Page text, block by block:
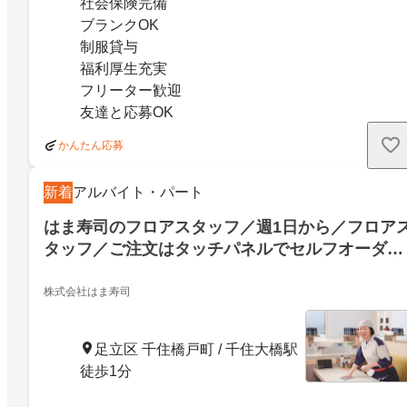
ブランクOK
制服貸与
福利厚生充実
フリーター歓迎
友達と応募OK
かんたん応募
新着アルバイト・パート
はま寿司のフロアスタッフ／週1日から／フロア
タッフ／ご注文はタッチパネルでセルフオーダー
時間可で家事と両立お寿司がお得に食べられる食
株式会社はま寿司
足立区 千住橋戸町 / 千住大橋駅
徒歩1分